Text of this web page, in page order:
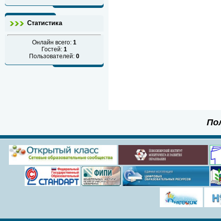
Статистика
Онлайн всего: 1
Гостей: 1
Пользователей: 0